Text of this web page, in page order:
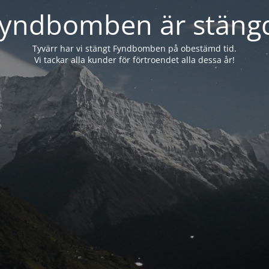
är
Tyvärr har vi stängt Fyndbomben på obestämd tid.
Vi tackar alla kunder för förtroendet alla dessa år!